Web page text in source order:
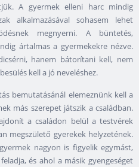
A gyermek elleni harc mindig
alkalmazásával sohasem lehet
megnyerni. A büntetés,
ártalmas a gyermekekre nézve.
hanem bátorítani kell, nem
kell a jó neveléshez.
bemutatásánál elemeznünk kell a
más szerepet játszik a családban.
a családon belül a testvérek
megszülető gyerekek helyzetének.
nagyon is figyelik egymást,
és ahol a másik gyengeséget